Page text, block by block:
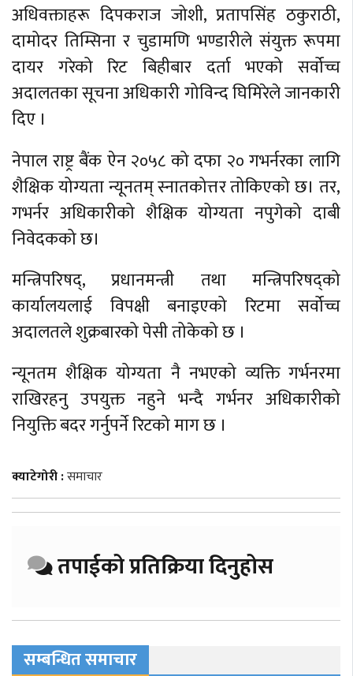
अधिवक्ताहरू दिपकराज जोशी, प्रतापसिंह ठकुराठी,
दामोदर तिम्सिना र चुडामणि भण्डारीले संयुक्त रूपमा
दायर गरेको रिट बिहीबार दर्ता भएको सर्वोच्च
अदालतका सूचना अधिकारी गोविन्द घिमिरेले जानकारी
दिए ।
नेपाल राष्ट्र बैंक ऐन २०५८ को दफा २० गभर्नरका लागि
शैक्षिक योग्यता न्यूनतम् स्नातकोत्तर तोकिएको छ। तर,
गभर्नर अधिकारीको शैक्षिक योग्यता नपुगेको दाबी
निवेदकको छ।
मन्त्रिपरिषद्, प्रधानमन्त्री तथा मन्त्रिपरिषद्को
कार्यालयलाई विपक्षी बनाइएको रिटमा सर्वोच्च
अदालतले शुक्रबारको पेसी तोकेको छ ।
न्यूनतम शैक्षिक योग्यता नै नभएको व्यक्ति गर्भनरमा
राखिरहनु उपयुक्त नहुने भन्दै गर्भनर अधिकारीको
नियुक्ति बदर गर्नुपर्ने रिटको माग छ ।
क्याटेगोरी :समाचार
तपाईको प्रतिक्रिया दिनुहोस
सम्बन्धित समाचार